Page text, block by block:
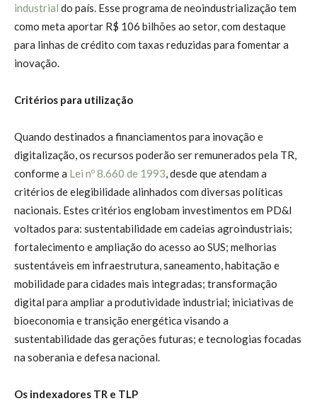
industrial do país. Esse programa de neoindustrialização tem
como meta aportar R$ 106 bilhões ao setor, com destaque
para linhas de crédito com taxas reduzidas para fomentar a
inovação.
Critérios para utilização
Quando destinados a financiamentos para inovação e
digitalização, os recursos poderão ser remunerados pela TR,
conforme a Lei nº 8.660 de 1993 , desde que atendam a
critérios de elegibilidade alinhados com diversas políticas
nacionais. Estes critérios englobam investimentos em PD&I
voltados para: sustentabilidade em cadeias agroindustriais;
fortalecimento e ampliação do acesso ao SUS; melhorias
sustentáveis em infraestrutura, saneamento, habitação e
mobilidade para cidades mais integradas; transformação
digital para ampliar a produtividade industrial; iniciativas de
bioeconomia e transição energética visando a
sustentabilidade das gerações futuras; e tecnologias focadas
na soberania e defesa nacional.
Os indexadores TR e TLP